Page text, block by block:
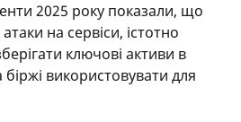
2025 року показали, що
на сервіси, істотно
ключові активи в
використовувати для